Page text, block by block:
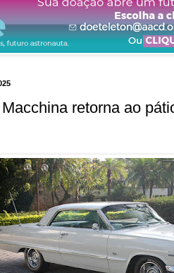
retorna ao